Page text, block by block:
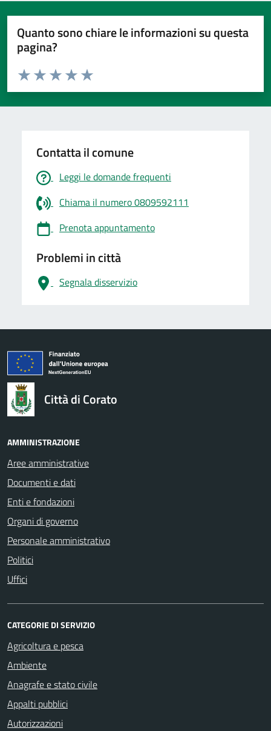
Quanto sono chiare le informazioni su questa
pagina?
Valuta da 1 a 5 stelle la pagina
Valuta 5 stelle su 5
Valuta 4 stelle su 5
Valuta 3 stelle su 5
Valuta 2 stelle su 5
Valuta 1 stelle su 5
Contatta il comune
Leggi le domande frequenti
Chiama il numero 0809592111
Prenota appuntamento
Problemi in città
Segnala disservizio
logo Unione Europea
Città di Corato
AMMINISTRAZIONE
Aree amministrative
Documenti e dati
Enti e fondazioni
Organi di governo
Personale amministrativo
Politici
Uffici
CATEGORIE DI SERVIZIO
Agricoltura e pesca
Ambiente
Anagrafe e stato civile
Appalti pubblici
Autorizzazioni